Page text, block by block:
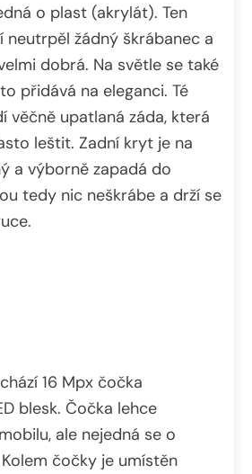
o plast (akrylát). Ten
neutrpěl žádný škrábanec a
dobrá. Na světle se také
přidává na eleganci. Té
věčně upatlaná záda, která
leštit. Zadní kryt je na
a výborně zapadá do
tedy nic neškrábe a drží se
16 Mpx čočka
blesk. Čočka lehce
ale nejedná se o
čočky je umístěn